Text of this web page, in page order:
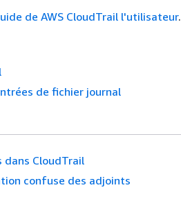
de AWS CloudTrail l'utilisateur.
de fichier journal
dans CloudTrail
confuse des adjoints